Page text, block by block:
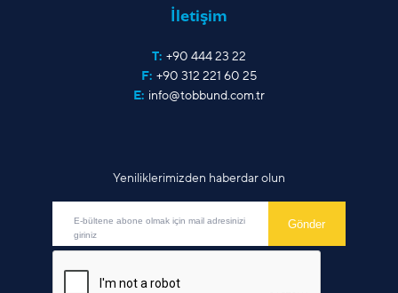
İletişim
T: +90 444 23 22
F: +90 312 221 60 25
E: info@tobbund.com.tr
Yeniliklerimizden haberdar olun